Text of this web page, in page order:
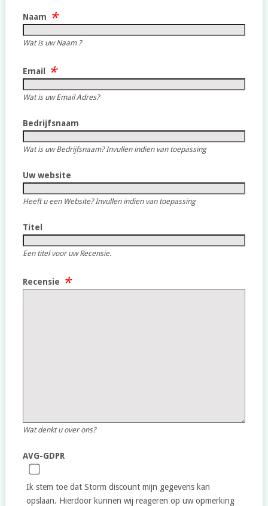
Naam
Wat is uw Naam ?
Email
Wat is uw Email Adres?
Bedrijfsnaam
Wat is uw Bedrijfsnaam? Invullen indien van toepassing
Uw website
Heeft u een Website? Invullen indien van toepassing
Titel
Een titel voor uw Recensie.
Recensie
Wat denkt u over ons?
AVG-GDPR
Ik stem toe dat Storm discount mijn gegevens kan
opslaan. Hierdoor kunnen wij reageren op uw opmerking